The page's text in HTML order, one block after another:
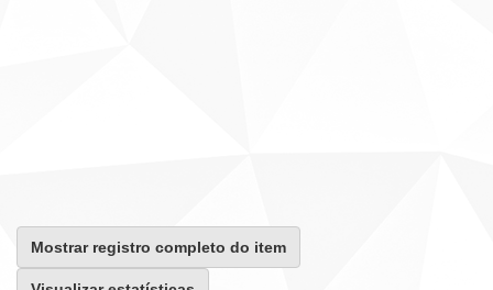
Mostrar registro completo do item